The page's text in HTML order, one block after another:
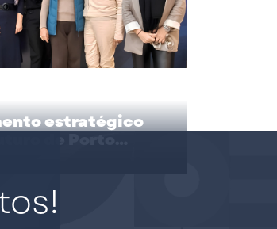
estratégico